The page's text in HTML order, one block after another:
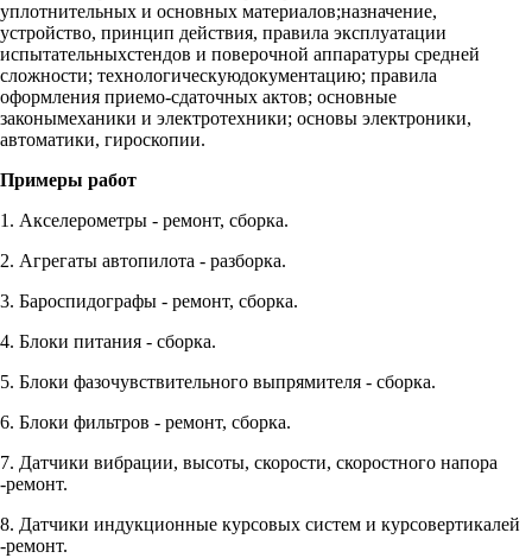
уплотнительных и основных материалов;назначение,
устройство, принцип действия, правила эксплуатации
испытательныхстендов и поверочной аппаратуры средней
сложности; технологическуюдокументацию; правила
оформления приемо-сдаточных актов; основные
законымеханики и электротехники; основы электроники,
автоматики, гироскопии.
Примеры работ
1. Акселерометры - ремонт, сборка.
2. Агрегаты автопилота - разборка.
3. Бароспидографы - ремонт, сборка.
4. Блоки питания - сборка.
5. Блоки фазочувствительного выпрямителя - сборка.
6. Блоки фильтров - ремонт, сборка.
7. Датчики вибрации, высоты, скорости, скоростного напора
-ремонт.
8. Датчики индукционные курсовых систем и курсовертикалей
-ремонт.